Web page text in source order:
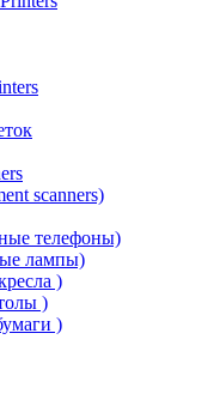
scanners)
телефоны)
лампы)
)
)
)